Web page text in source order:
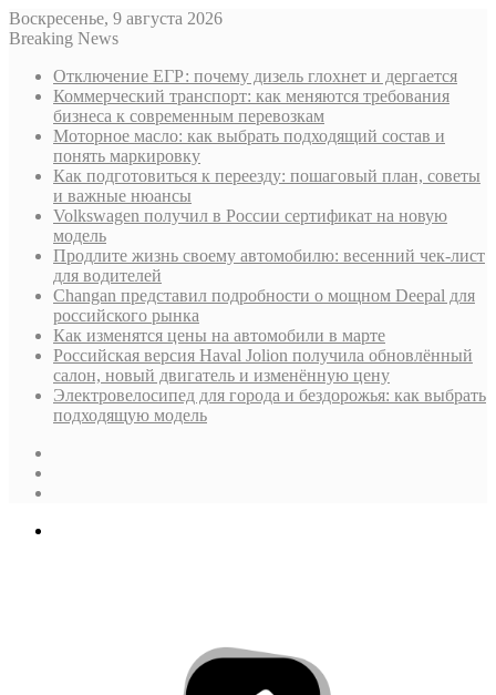
Воскресенье, 9 августа 2026
Breaking News
Отключение ЕГР: почему дизель глохнет и дергается
Коммерческий транспорт: как меняются требования
бизнеса к современным перевозкам
Моторное масло: как выбрать подходящий состав и
понять маркировку
Как подготовиться к переезду: пошаговый план, советы
и важные нюансы
Volkswagen получил в России сертификат на новую
модель
Продлите жизнь своему автомобилю: весенний чек-лист
для водителей
Changan представил подробности о мощном Deepal для
российского рынка
Как изменятся цены на автомобили в марте
Российская версия Haval Jolion получила обновлённый
салон, новый двигатель и изменённую цену
Электровелосипед для города и бездорожья: как выбрать
подходящую модель